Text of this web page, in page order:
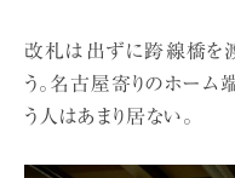
改札は出ずに跨線橋を
う。名古屋寄りのホーム
う人はあまり居ない。